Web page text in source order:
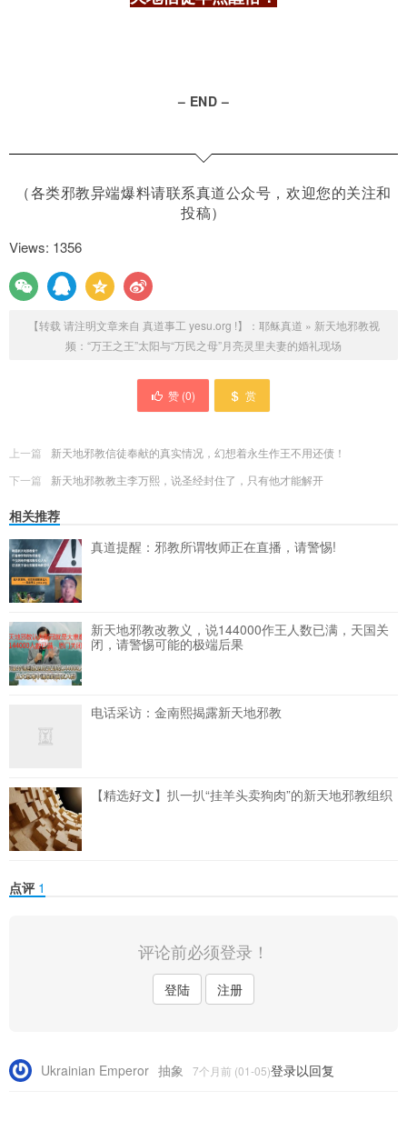
– END –
（各类邪教异端爆料请联系真道公众号，欢迎您的关注和
投稿）
Views: 1356
【转载 请注明文章来自 真道事工 yesu.org !】： 耶稣真道 » 新天地邪教视
频：“万王之王”太阳与“万民之母”月亮灵里夫妻的婚礼现场
赞 (0) 赏
上一篇
新天地邪教信徒奉献的真实情况，幻想着永生作王不用还债！
下一篇
新天地邪教教主李万熙，说圣经封住了，只有他才能解开
相关推荐
真道提醒：邪教所谓牧师正在直播，请警惕!
新天地邪教改教义，说144000作王人数已满，天国关
闭，请警惕可能的极端后果
电话采访：金南熙揭露新天地邪教
【精选好文】扒一扒“挂羊头卖狗肉”的新天地邪教组织
点评 1
评论前必须登录！
登陆 注册
Ukrainian Emperor 抽象 7个月前 (01-05)登录以回复